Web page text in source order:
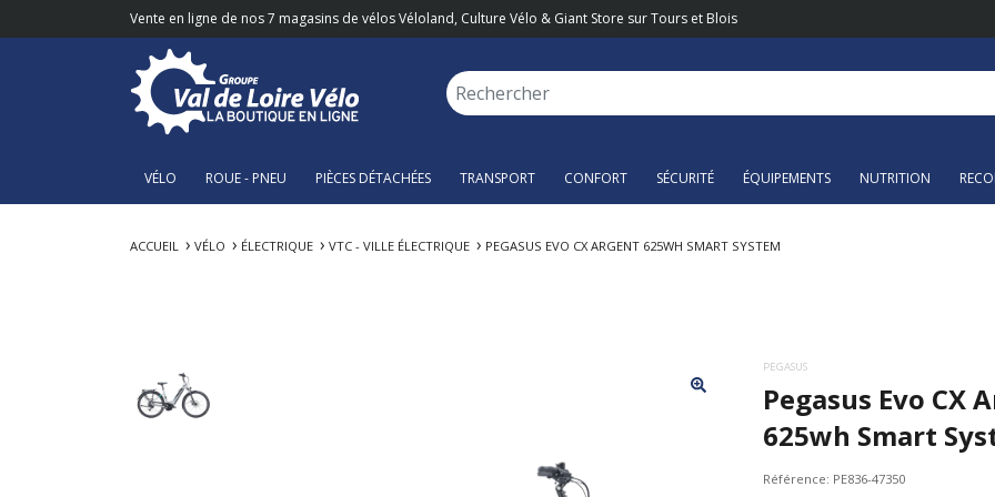
Vente en ligne de nos 7 magasins de vélos Véloland, Culture Vélo & Giant Store sur Tours et Blois
VÉLO ROUE - PNEU PIÈCES DÉTACHÉES TRANSPORT CONFORT SÉCURITÉ ÉQUIPEMENTS NUTRITION
ACCUEIL VÉLO ÉLECTRIQUE VTC - VILLE ÉLECTRIQUE PEGASUS EVO CX ARGENT 625WH SMART SYSTEM
PEGASUS
Pegasus Evo CX
625wh Smart
Référence: PE836-47350